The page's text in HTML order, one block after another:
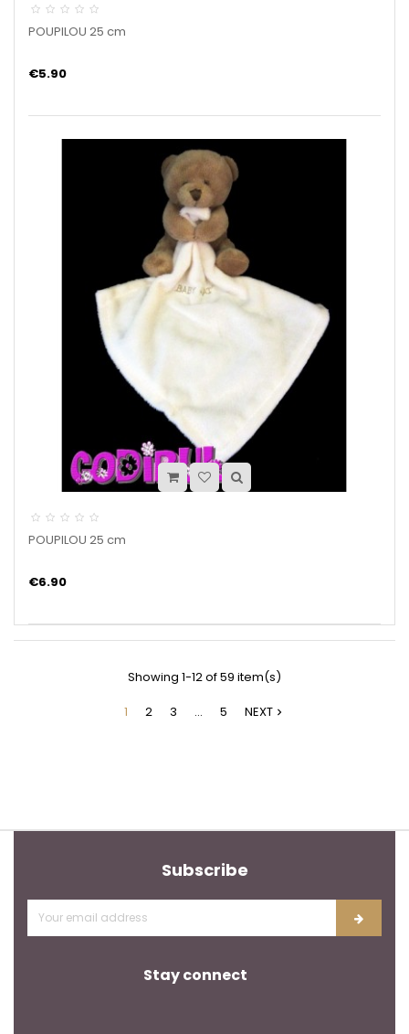
POUPILOU 25 cm
€5.90
POUPILOU 25 cm
€6.90
Showing 1-12 of 59 item(s)
1
2 3 … 5 NEXT
Subscribe
Stay connect